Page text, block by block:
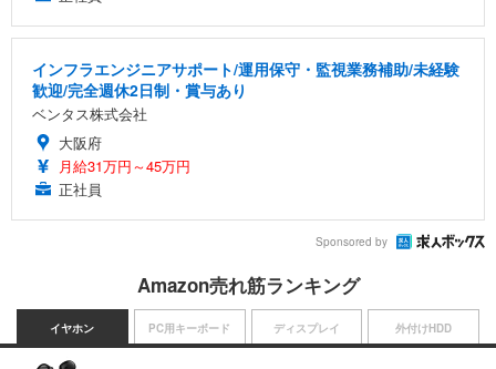
インフラエンジニアサポート/運用保守・監視業務補助/未経験
歓迎/完全週休2日制・賞与あり
ベンタス株式会社
大阪府
月給31万円～45万円
正社員
Sponsored by
Amazon売れ筋ランキング
イヤホン PC用キーボード ディスプレイ 外付けHDD